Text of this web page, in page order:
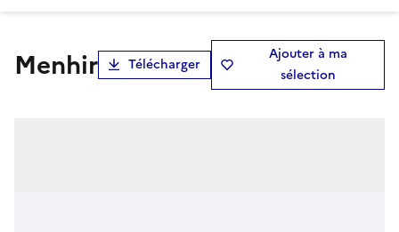
Menhir Télécharger
Ajouter à ma
sélection